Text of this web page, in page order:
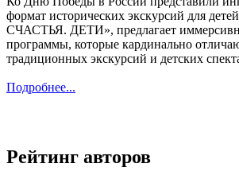
формат исторических экскурсий для
СЧАСТЬЯ. ДЕТИ», предлагает
программы, которые кардинально
традиционных экскурсий и детских
Подробнее...
Рейтинг авторов